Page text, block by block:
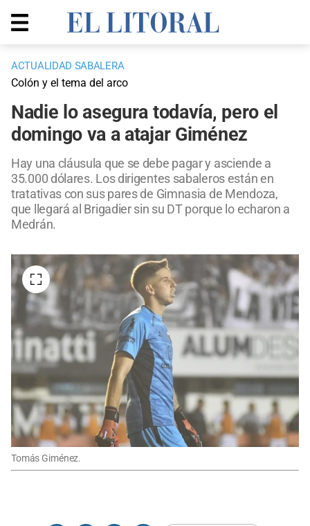
ACTUALIDAD SABALERA
Colón y el tema del arco
Nadie lo asegura todavía, pero el
domingo va a atajar Giménez
Hay una cláusula que se debe pagar y asciende a
35.000 dólares. Los dirigentes sabaleros están en
tratativas con sus pares de Gimnasia de Mendoza,
que llegará al Brigadier sin su DT porque lo echaron a
Medrán.
Tomás Giménez.